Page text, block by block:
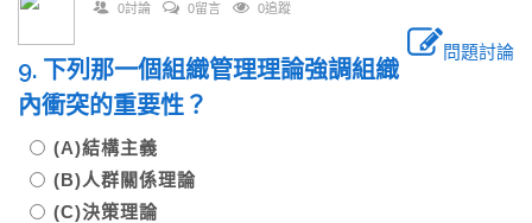
0討論 0留言 0追蹤
問題討論
9. 下列那一個組織管理理論強調組織
內衝突的重要性？
(A)結構主義
(B)人群關係理論
(C)決策理論